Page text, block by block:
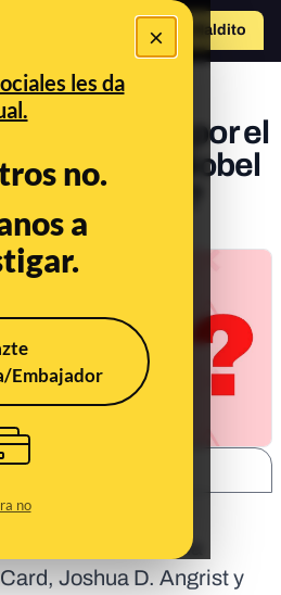
×
les da
no.
a
Embajador
no
Hazte Maldito
del motivo por el
el Premio Nobel
David Card?
PM
de este año se ha
Joshua D. Angrist y